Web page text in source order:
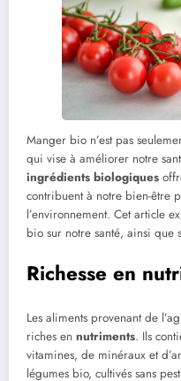
Manger bio n’est pas
qui vise à améliorer notre
ingrédients biologiques
contribuent à notre bien-être
l’environnement. Cet article
bio sur notre santé, ainsi que
Richesse en
Les aliments provenant de
riches en nutriments. Ils
vitamines, de minéraux et
légumes bio, cultivés sans